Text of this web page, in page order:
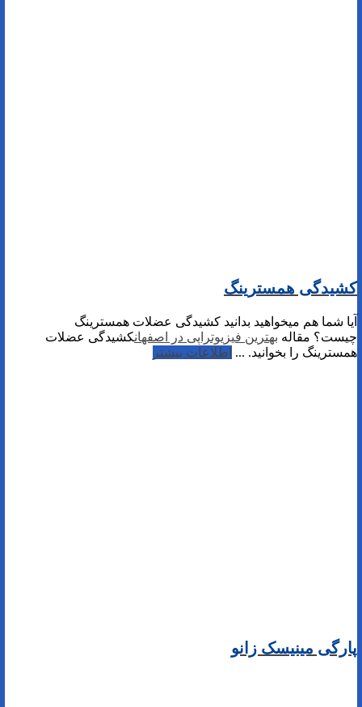
کشیدگی همسترینگ
آیا شما هم میخواهید بدانید کشیدگی عضلات همسترینگ
چیست؟ مقاله بهترین فیزیوتراپی در اصفهانکشیدگی عضلات
همسترینگ را بخوانید. ... اطلاعات بیشتر
پارگی مینیسک زانو